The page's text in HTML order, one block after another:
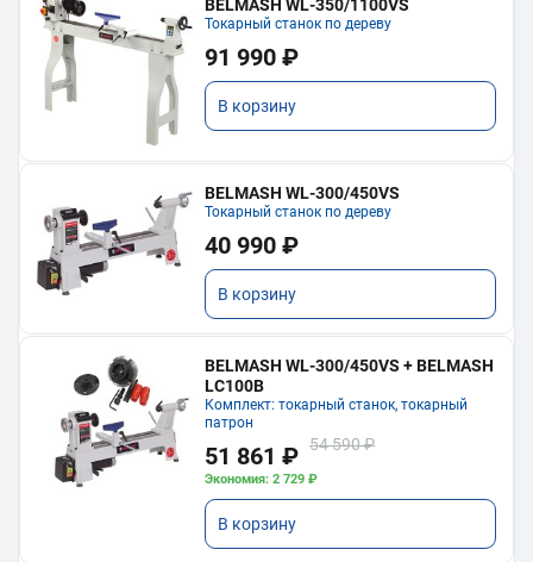
BELMASH WL-350/1100VS
Токарный станок по дереву
91 990 ₽
В корзину
BELMASH WL-300/450VS
Токарный станок по дереву
40 990 ₽
В корзину
BELMASH WL-300/450VS + BELMASH
LC100B
Комплект: токарный станок, токарный
патрон
51 861 ₽ 54 590 ₽
Экономия: 2 729 ₽
В корзину